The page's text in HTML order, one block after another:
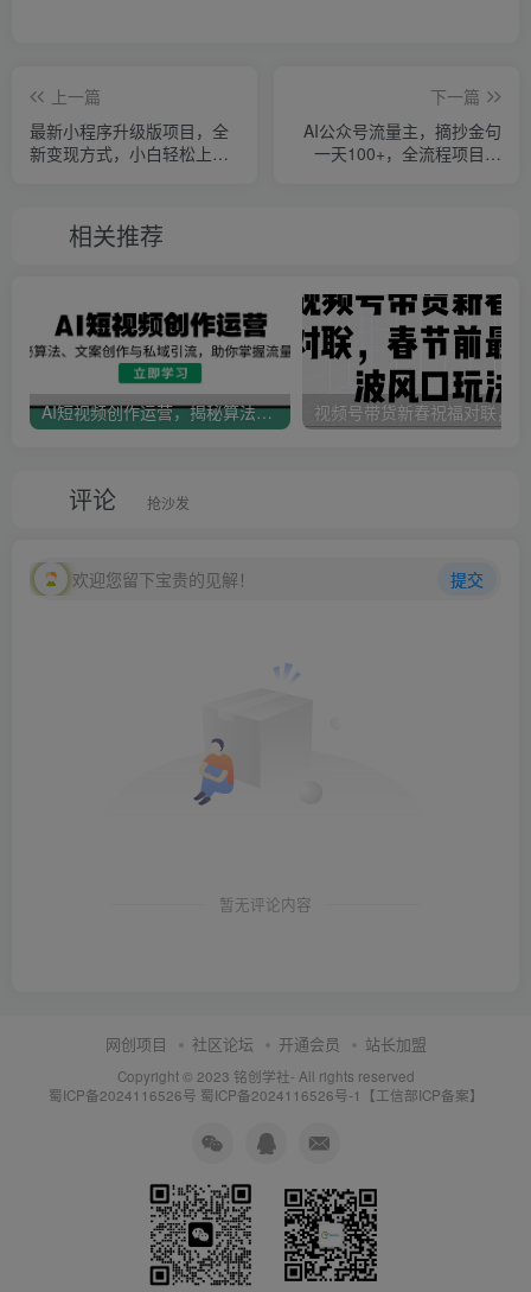
上一篇
最新小程序升级版项目，全
新变现方式，小白轻松上
下一篇
AI公众号流量主，摘抄金句
一天100+，全流程项目拆
相关推荐
AI短视频创作运营，揭秘算法、文案创作与私域引流，助你掌握流量密码
评论 抢沙发
欢迎您留下宝贵的见解！ 提交
暂无评论内容
网创项目 社区论坛 开通会员 站长加盟
Copyright © 2023 铭创学社- All rights reserved
蜀ICP备2024116526号 蜀ICP备2024116526号-1【工信部ICP备案】